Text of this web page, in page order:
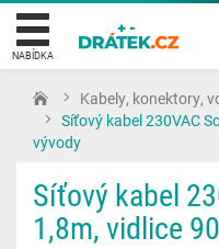
NABÍDKA
Kabely, konektory,
Síťový kabel 230VAC
vývody
Síťový kabel
1,8m, vidlice